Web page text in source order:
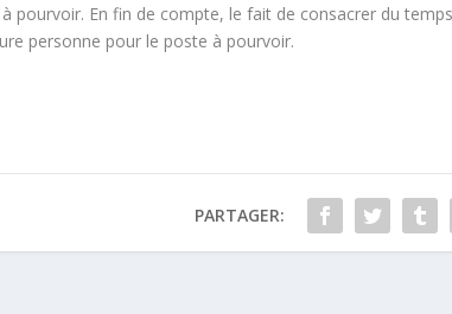
pourvoir. En fin de compte, le fait de consacrer du
personne pour le poste à pourvoir.
PARTAGER: